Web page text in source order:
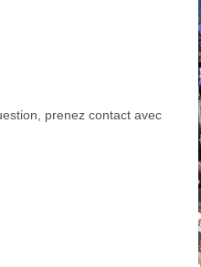
prenez contact avec